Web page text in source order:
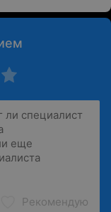
Рекомендую